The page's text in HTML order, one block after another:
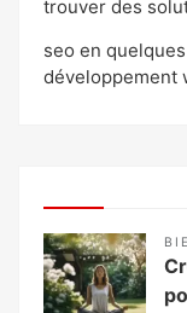
trouver des
seo en
développement